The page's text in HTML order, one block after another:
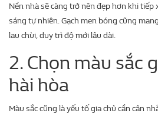
Nền nhà sẽ càng trở nên đẹp hơn khi tiếp
sáng tự nhiên. Gạch men bóng cũng
lau chùi, duy trì độ mới lâu dài.
2. Chọn màu sắc
hài hòa
Màu sắc cũng là yếu tố gia chủ cần cân